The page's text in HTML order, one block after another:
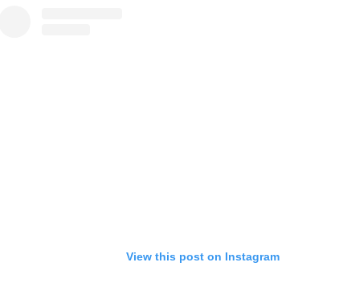
View this post on Instagram